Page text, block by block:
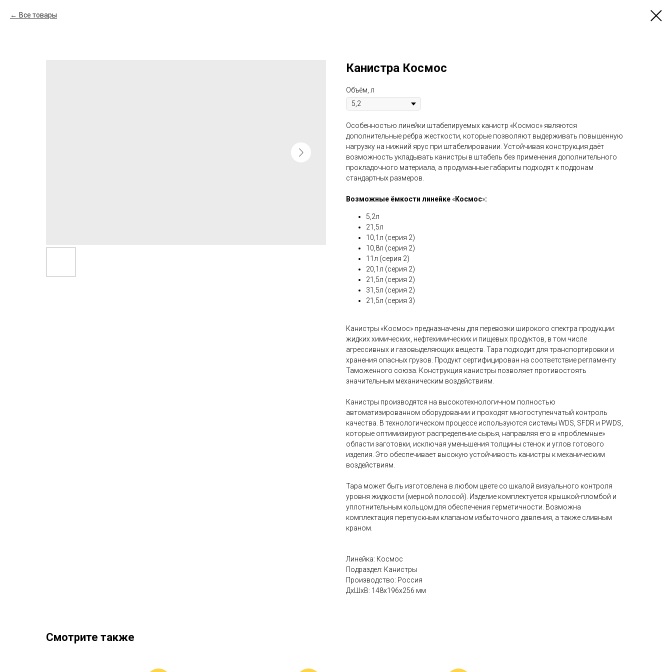
Все товары
Канистра Космос
Объём, л
Особенностью линейки штабелируемых канистр «Космос» являются
дополнительные ребра жесткости, которые позволяют выдерживать повышенную
нагрузку на нижний ярус при штабелировании. Устойчивая конструкция даёт
возможность укладывать канистры в штабель без применения дополнительного
прокладочного материала, а продуманные габариты подходят к поддонам
стандартных размеров.
Возможные ёмкости линейке «Космос»:
5,2л
21,5л
10,1л (серия 2)
10,8л (серия 2)
11л (серия 2)
20,1л (серия 2)
21,5л (серия 2)
31,5л (серия 2)
21,5л (серия 3)
Канистры «Космос» предназначены для перевозки широкого спектра продукции:
жидких химических, нефтехимических и пищевых продуктов, в том числе
агрессивных и газовыделяющих веществ. Тара подходит для транспортировки и
хранения опасных грузов. Продукт сертифицирован на соответствие регламенту
Таможенного союза. Конструкция канистры позволяет противостоять
значительным механическим воздействиям.
Канистры производятся на высокотехнологичном полностью
автоматизированном оборудовании и проходят многоступенчатый контроль
качества. В технологическом процессе используются системы WDS, SFDR и PWDS,
которые оптимизируют распределение сырья, направляя его в «проблемные»
области заготовки, исключая уменьшения толщины стенок и углов готового
изделия. Это обеспечивает высокую устойчивость канистры к механическим
воздействиям.
Тара может быть изготовлена в любом цвете со шкалой визуального контроля
уровня жидкости (мерной полосой). Изделие комплектуется крышкой-пломбой и
уплотнительным кольцом для обеспечения герметичности. Возможна
комплектация перепускным клапаном избыточного давления, а также сливным
краном.
Линейка: Космос
Подраздел: Канистры
Производство: Россия
ДxШxВ: 148x196x256 мм
Смотрите также